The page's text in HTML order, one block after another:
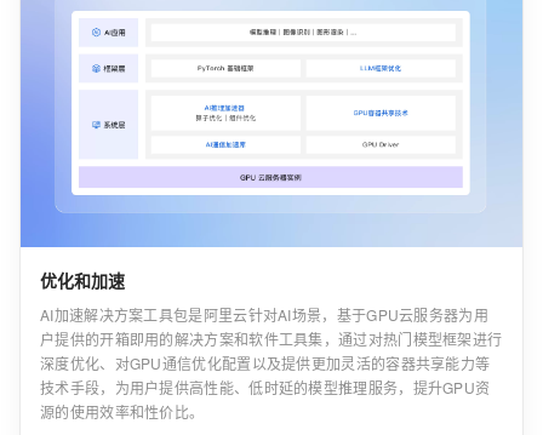
优化和加速
AI加速解决方案工具包是阿里云针对AI场景，基于GPU云服务器为用
户提供的开箱即用的解决方案和软件工具集，通过对热门模型框架进行
深度优化、对GPU通信优化配置以及提供更加灵活的容器共享能力等
技术手段，为用户提供高性能、低时延的模型推理服务，提升GPU资
源的使用效率和性价比。